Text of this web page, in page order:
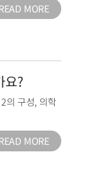
MORE
요?
의 구성, 의학
MORE